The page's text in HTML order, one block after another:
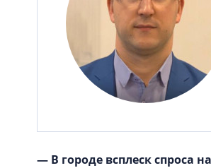
— В городе всплеск спроса